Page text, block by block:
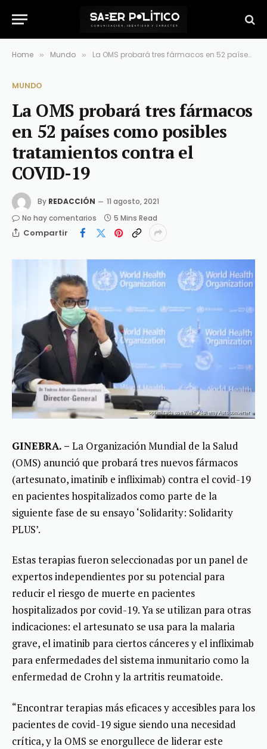
Home » Mundo » La OMS probará tres fármacos en 52 países como posibles tratamientos contra el COVID-19
MUNDO
La OMS probará tres fármacos
en 52 países como posibles
tratamientos contra el
COVID-19
By REDACCIÓN
11 agosto, 2021
No hay comentarios
5 Mins Read
Compartir
GINEBRA. – La Organización Mundial de la Salud
(OMS) anunció que probará tres nuevos fármacos
(artesunato, imatinib e infliximab) contra el covid-19
en pacientes hospitalizados como parte de la
siguiente fase de su ensayo ‘Solidarity: Solidarity
PLUS’.
Estas terapias fueron seleccionadas por un panel de
expertos independientes por su potencial para
reducir el riesgo de muerte en pacientes
hospitalizados por covid-19. Ya se utilizan para otras
indicaciones: el artesunato se usa para la malaria
grave, el imatinib para ciertos cánceres y el infliximab
para enfermedades del sistema inmunitario como la
enfermedad de Crohn y la artritis reumatoide.
“Encontrar terapias más eficaces y accesibles para los
pacientes de covid-19 sigue siendo una necesidad
crítica, y la OMS se enorgullece de liderar este